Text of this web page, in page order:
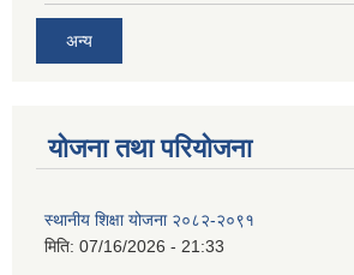
अन्य
योजना तथा परियोजना
स्थानीय शिक्षा योजना २०८२-२०९१
मिति: 07/16/2026 - 21:33